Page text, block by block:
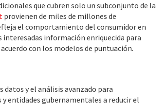
que cubren solo un subconjunto de la
provienen de miles de millones de
el comportamiento del consumidor en
información enriquecida para
con los modelos de puntuación.
datos y el análisis avanzado para
entidades gubernamentales a reducir el